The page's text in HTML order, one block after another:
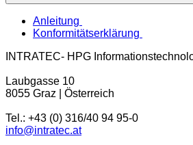
Anleitung
Konformitätserklärung
INTRATEC- HPG
Laubgasse 10
8055 Graz | Österreich
Tel.: +43 (0) 316/40 94 95-0
info@intratec.at